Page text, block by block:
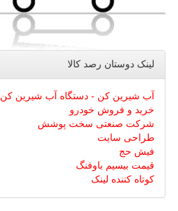
لینک دوستان رصد كالا
آب شیرین کن - دستگاه آب شیرین کن
خرید و فروش خودرو
شرکت صنعتی سخت پوشش
طراحی سایت
فیش حج
قیمت بیسیم باوفنگ
کوتاه کننده لینک